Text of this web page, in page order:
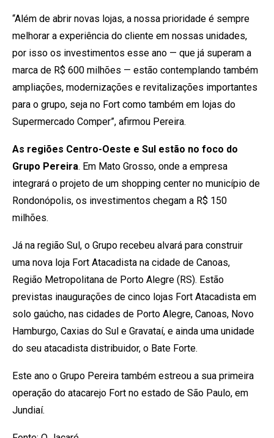
“Além de abrir novas lojas, a nossa prioridade é sempre
melhorar a experiência do cliente em nossas unidades,
por isso os investimentos esse ano — que já superam a
marca de R$ 600 milhões — estão contemplando também
ampliações, modernizações e revitalizações importantes
para o grupo, seja no Fort como também em lojas do
Supermercado Comper”, afirmou Pereira.
As regiões Centro-Oeste e Sul estão no foco do
Grupo Pereira. Em Mato Grosso, onde a empresa
integrará o projeto de um shopping center no município de
Rondonópolis, os investimentos chegam a R$ 150
milhões.
Já na região Sul, o Grupo recebeu alvará para construir
uma nova loja Fort Atacadista na cidade de Canoas,
Região Metropolitana de Porto Alegre (RS). Estão
previstas inaugurações de cinco lojas Fort Atacadista em
solo gaúcho, nas cidades de Porto Alegre, Canoas, Novo
Hamburgo, Caxias do Sul e Gravataí, e ainda uma unidade
do seu atacadista distribuidor, o Bate Forte.
Este ano o Grupo Pereira também estreou a sua primeira
operação do atacarejo Fort no estado de São Paulo, em
Jundiaí.